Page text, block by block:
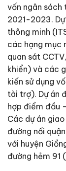
vốn ngân sách
2021-2023.
thông minh
các hạng mục
quan sát
khiển) và các
kiến sử dụng
tài trợ). Dự án
hợp điểm đầu
Các dự án
đường nối
với huyện
đường hẻm 91